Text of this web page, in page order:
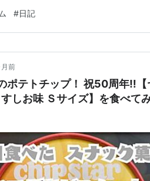
ム00 、機動戦士ガンダムUC を配信…
#日記
前
ポテトチップ！ 祝50周年‼【
しお味 Ｓサイズ】を食べて